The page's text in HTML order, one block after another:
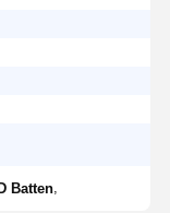
Batten,